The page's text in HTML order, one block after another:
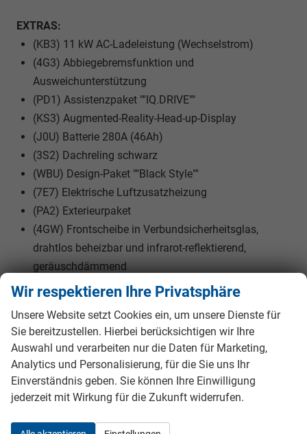
EXTRAS:
(KB3) 11 kW AC-Ladeleistung (Wechselstrom)
(4G3) Abbiegebremsfunktion und
Ausweichunterstützung
(PD1) Assistenzpaket ""IQ.DRIVE""
(KS3) Augmented-Reality-Head-up-Display
(J0U) Batterie 280A (46Ah)
(3S2) Dachreling schwarz
(WBU) Design-Paket ""Black Style""
(7E7) Elektrische Luftzusatzheizung
(PA2) Exterieurpaket
(4GW) Frontscheibe in Verbundsicherheitsglas,
drahtlos beheizbar und infrarot-reflektierend,
geräuschdämmend
(6M5) Gepäcknetz und Ablagenetz seitlich links
(3GN) Gepäckraumboden in 2 Höhen einstellbar, für
ebene Ladefläche
(J9D) Hochvolt-Batterie 82 kWh (brutto)
(8IV) IQ.LIGHT - LED-Matrix-Scheinwerfer mit
automatischer Fahrlichtschaltung,
Schlechtwetterlicht, Begrüßungsfunktion
Wir respektieren Ihre Privatsphäre
Unsere Website setzt Cookies ein, um unsere Dienste für
Sie bereitzustellen. Hierbei berücksichtigen wir Ihre
Auswahl und verarbeiten nur die Daten für Marketing,
Analytics und Personalisierung, für die Sie uns Ihr
Einverständnis geben. Sie können Ihre Einwilligung
jederzeit mit Wirkung für die Zukunft widerrufen.